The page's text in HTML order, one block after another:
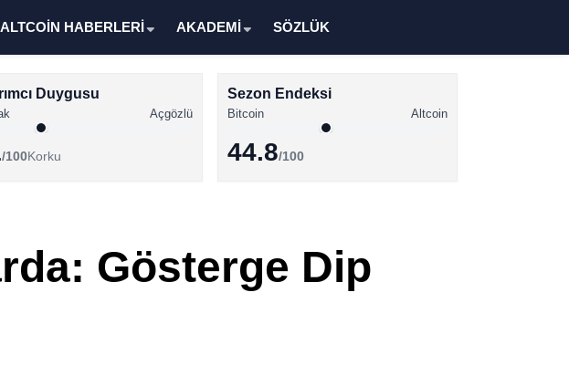
Altcoin Haberleri
ALTCOİN HABERLERİ AKADEMİ SÖZLÜK
Duygusu
Açgözlü
/100Korku
Sezon Endeksi
Bitcoin Altcoin
44.8/100
Gösterge Dip